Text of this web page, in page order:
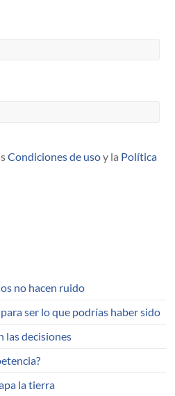
Condiciones de usoy la Política
no hacen ruido
ser lo que podrías haber sido
las decisiones
la tierra